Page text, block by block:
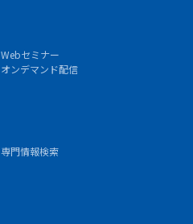
Webセミナー
オンデマンド配信
専門情報検索